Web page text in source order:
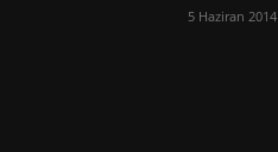
5 Haziran 2014